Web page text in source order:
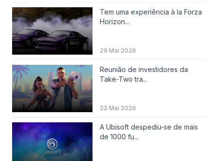
Tem uma experiência à la Forza
Horizon...
29 Mai 2026
Reunião de investidores da
Take-Two tra...
22 Mai 2026
A Ubisoft despediu-se de mais
de 1000 fu...